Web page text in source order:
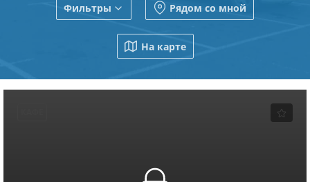
Фильтры Рядом со мной
На карте